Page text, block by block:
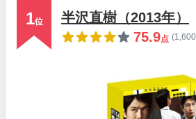
1位
半沢直樹（2013年）
75.9点